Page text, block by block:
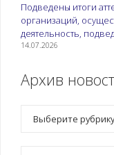
Подведены итоги
организаций,
деятельность,
14.07.2026
Архив